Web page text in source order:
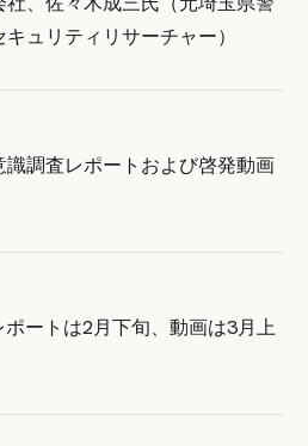
ュリティリサーチャー）
調査レポートおよび啓発動画
ートは2月下旬、動画は3月上